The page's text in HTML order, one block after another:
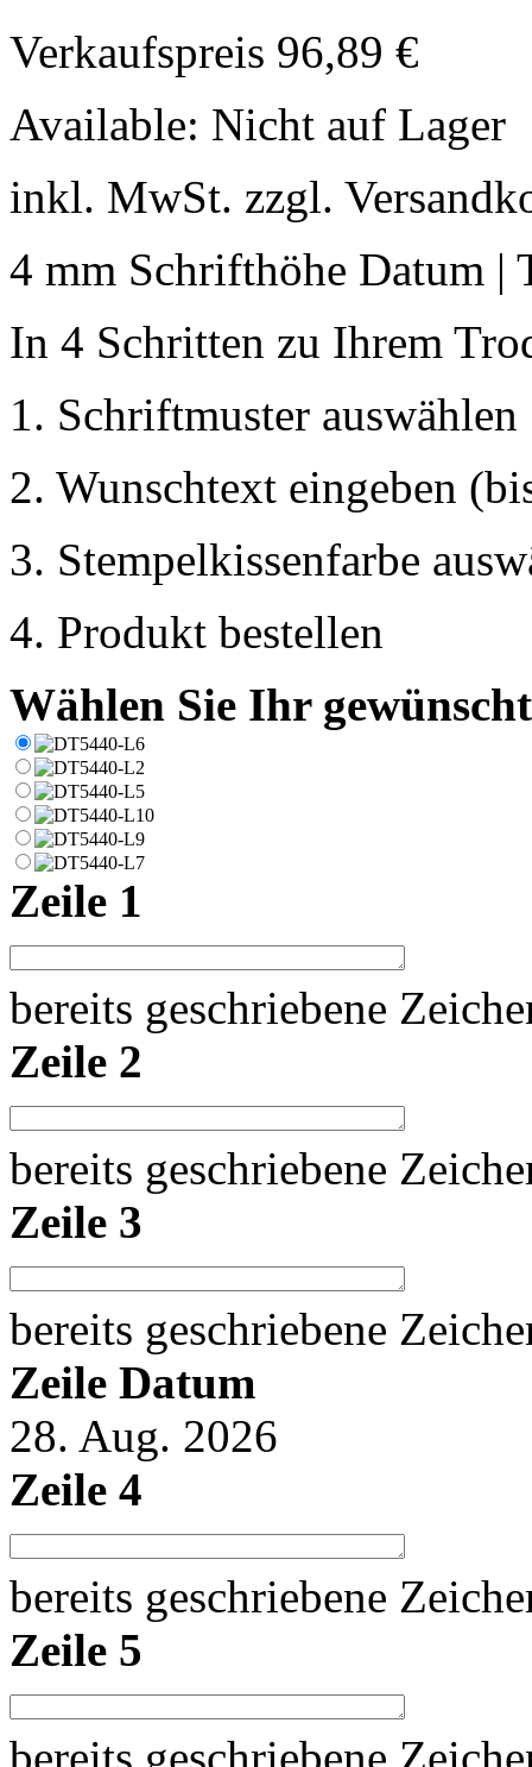
Verkaufspreis 96,89 €
Available: Nicht auf Lager
inkl. MwSt. zzgl.
4 mm Schrifthöhe Datum |
In 4 Schritten zu Ihrem
1. Schriftmuster auswählen
2. Wunschtext eingeben
3. Stempelkissenfarbe
4. Produkt bestellen
Wählen Sie Ihr
Zeile 1
bereits geschriebene
Zeile 2
bereits geschriebene
Zeile 3
bereits geschriebene
Zeile Datum
28. Aug. 2026
Zeile 4
bereits geschriebene
Zeile 5
bereits geschriebene